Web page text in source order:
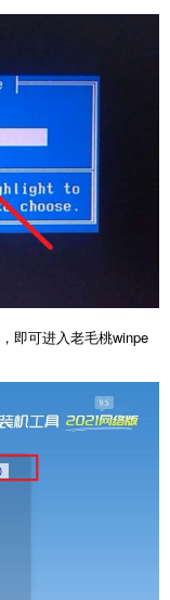
即可进入老毛桃winpe